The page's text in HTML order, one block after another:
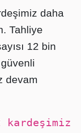
daha
Tahliye
12 bin
güvenli
devam
kardeşimiz